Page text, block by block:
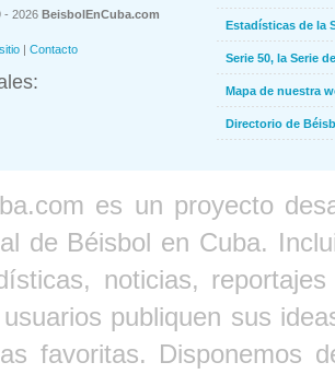
- 2026 BeisbolEnCuba.com
| Contacto
Estadísticas de la
Serie 50, la Serie
Mapa de nuestra
Directorio de
es un proyecto
de Béisbol en Cuba.
noticias,
publiquen sus
favoritas. Disponemos